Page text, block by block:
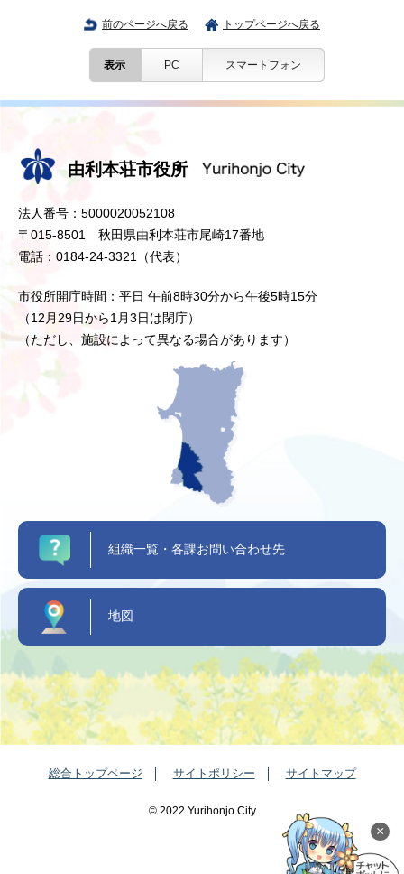
前のページへ戻る トップページへ戻る
表示 PC スマートフォン
×
由利本荘市役所
法人番号：5000020052108
〒015-8501 秋田県由利本荘市尾崎17番地
電話：0184-24-3321（代表）
市役所開庁時間：平日 午前8時30分から午後5時15分
（12月29日から1月3日は閉庁）
（ただし、施設によって異なる場合があります）
組織一覧・各課お問い合わせ先
地図
総合トップページ サイトポリシー サイトマップ
©️ 2022 Yurihonjo City